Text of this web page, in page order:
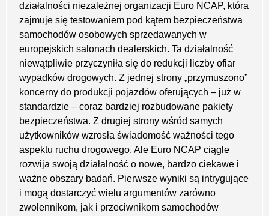
działalności niezależnej organizacji Euro NCAP, która
zajmuje się testowaniem pod kątem bezpieczeństwa
samochodów osobowych sprzedawanych w
europejskich salonach dealerskich. Ta działalność
niewątpliwie przyczyniła się do redukcji liczby ofiar
wypadków drogowych. Z jednej strony „przymuszono”
koncerny do produkcji pojazdów oferujących – już w
standardzie – coraz bardziej rozbudowane pakiety
bezpieczeństwa. Z drugiej strony wśród samych
użytkowników wzrosła świadomość ważności tego
aspektu ruchu drogowego. Ale Euro NCAP ciągle
rozwija swoją działalność o nowe, bardzo ciekawe i
ważne obszary badań. Pierwsze wyniki są intrygujące
i mogą dostarczyć wielu argumentów zarówno
zwolennikom, jak i przeciwnikom samochodów